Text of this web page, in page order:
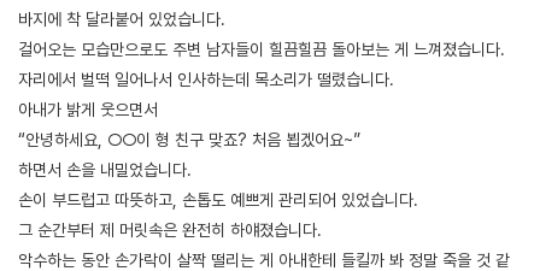
바지에 착 달라붙어 있었습니다.
걸어오는 모습만으로도 주변 남자들이 힐끔힐끔 돌아보는 게 느껴졌습니다.
자리에서 벌떡 일어나서 인사하는데 목소리가 떨렸습니다.
아내가 밝게 웃으면서
“안녕하세요, ○○이 형 친구 맞죠? 처음 뵙겠어요~”
하면서 손을 내밀었습니다.
손이 부드럽고 따뜻하고, 손톱도 예쁘게 관리되어 있었습니다.
그 순간부터 제 머릿속은 완전히 하얘졌습니다.
악수하는 동안 손가락이 살짝 떨리는 게 아내한테 들킬까 봐 정말 죽을 것 같